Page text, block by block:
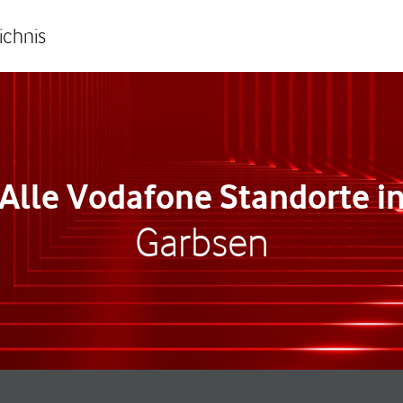
Vodafone Standorte
Garbsen